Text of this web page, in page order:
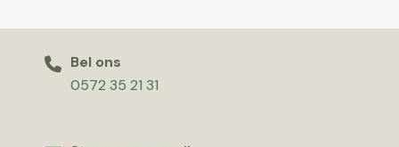
Bel ons
0572 35 21 31